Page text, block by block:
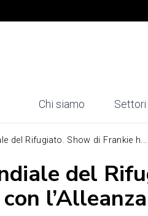
Chi siamo Settori
del Rifugiato. Show di Frankie h...
del